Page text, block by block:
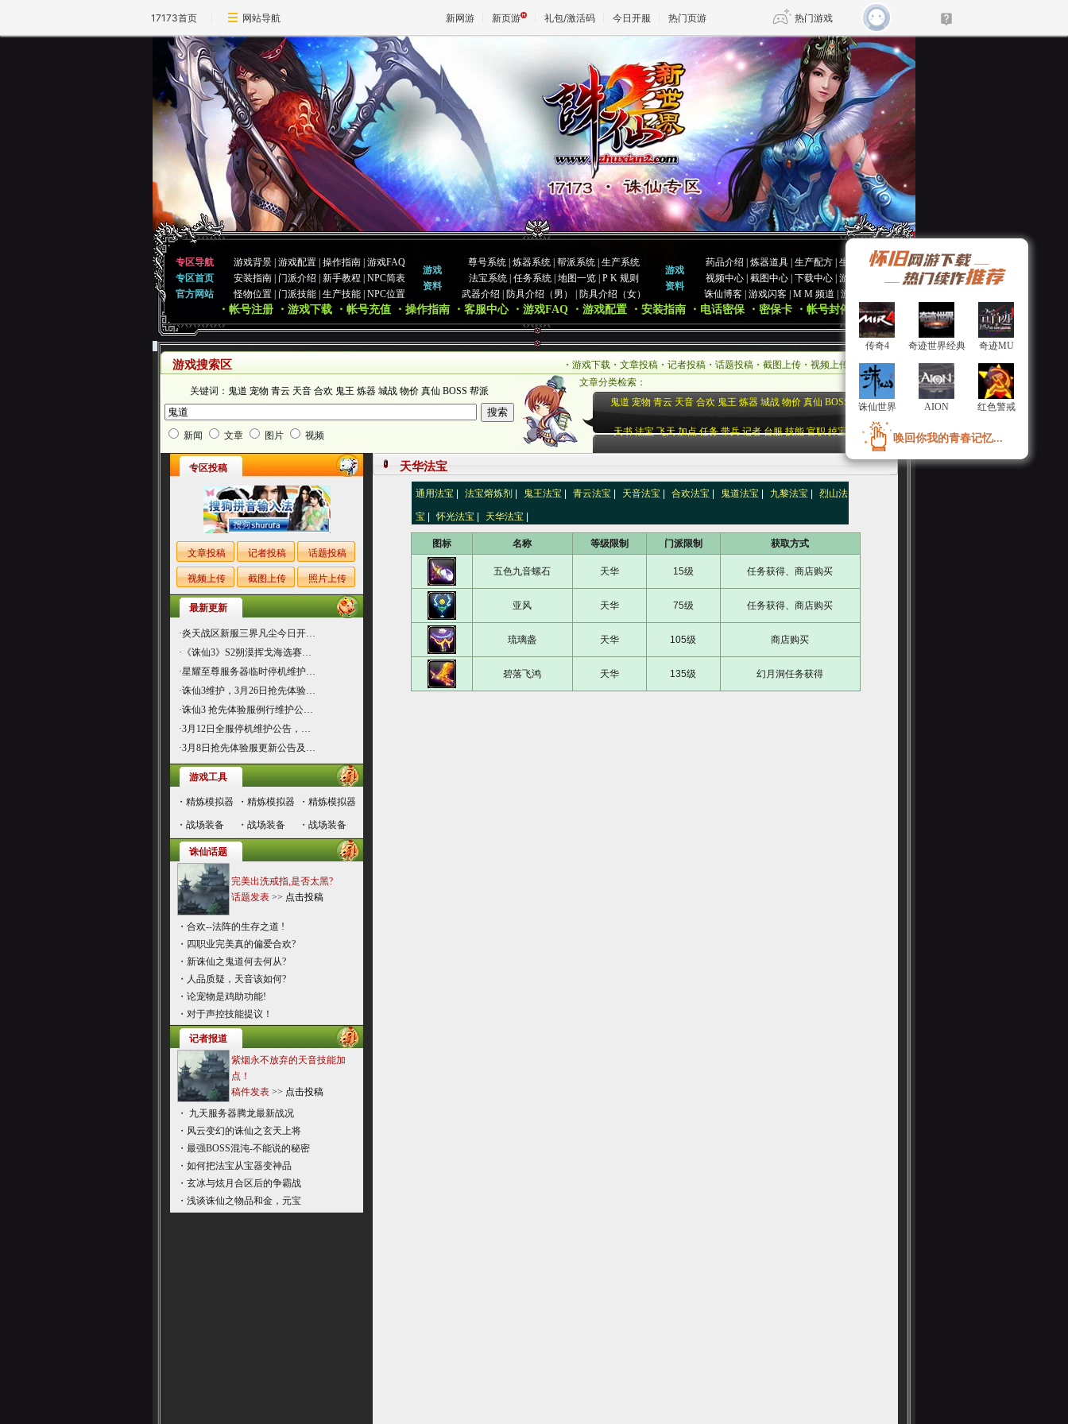
17173首页 网站导航 新网游 新页游 礼包/激活码 今日开服 热门页游 热门游戏
DNF 传奇4
天堂 剑网3旗舰版 新天龙八部
王权与自由 诛仙世界 仙剑世界
专区导航
专区首页
官方网站
游戏背景| 游戏配置| 操作指南| 游戏FAQ
安装指南| 门派介绍 新手教程
NPC简表
怪物位置| 门派技能| 生产技能| NPC位置
游戏
资料
尊号系统| 炼器系统| 帮派系统| 生产系统
法宝系统| 任务系统| 地图一览| P K 规则
武器介绍
防具介绍（男） 防具介绍（女）
游戏
资料
药品介绍 炼器道具| 生产配方| 生产材料
视频中心| 截图中心| 下载中心| 游戏论坛
诛仙博客| 游戏闪客| M M 频道 游戏涂鸦
・帐号注册 ・游戏下载 ・帐号充值 ・操作指南 ・客服中心 ・游戏FAQ ・游戏配置 ・安装指南 ・电话密保 ・密保卡 ・帐号封停
游戏搜索区 ・ 游戏下载・ 文章投稿・ 记者投稿・ 话题投稿・ 截图上传・ 视频上传 照片上传
关键词： 鬼道 宠物 青云 天音 合欢 鬼王 炼器 城战 物价 真仙 BOSS 帮派
新闻 文章 图片 视频
文章分类检索：
鬼道 宠物 青云 天音 合欢 鬼王 炼器 城战 物价 真仙 BOSS 帮派
天书 法宝 飞天 加点 任务 带兵 记者 台服 技能 官职 掉宝 军团
专区投稿
文章投稿 记者投稿 话题投稿
视频上传 截图上传 照片上传
最新更新
·炎天战区新服三界凡尘今日开…
· 《诛仙3》S2朔漠挥戈海选赛…
·星耀至尊服务器临时停机维护…
·诛仙3维护，3月26日抢先体验…
·诛仙3 抢先体验服例行维护公…
·3月12日全服停机维护公告，…
·3月8日抢先体验服更新公告及…
游戏工具
・ 精炼模拟器 ・ 精炼模拟器 ・ 精炼模拟器
・ 战场装备 ・ 战场装备 ・ 战场装备
诛仙话题
完美出洗戒指,是否太黑?
话题发表 >> 点击投稿
・ 合欢--法阵的生存之道 !
・ 四职业完美真的偏爱合欢?
・ 新诛仙之鬼道何去何从?
・ 人品质疑，天音该如何?
・ 论宠物是鸡助功能!
・ 对于声控技能提议！
记者报道
紫烟永不放弃的天音技能加
点！
稿件发表 >> 点击投稿
・
九天服务器腾龙最新战况
・ 风云变幻的诛仙之玄天上将
・ 最强BOSS混沌-不能说的秘密
・ 如何把法宝从宝器变神品
・ 玄冰与炫月合区后的争霸战
・ 浅谈诛仙之物品和金，元宝
天华法宝
通用法宝 法宝熔炼剂 鬼王法宝 青云法宝 天音法宝 合欢法宝 鬼道法宝 九黎法宝 烈山法
宝 怀光法宝 天华法宝
图标 名称 等级限制 门派限制 获取方式
五色九音螺石 天华 15级 任务获得、商店购买
亚风 天华 75级 任务获得、商店购买
琉璃盏 天华 105级 商店购买
碧落飞鸿 天华 135级 幻月洞任务获得
传奇4 奇迹世界经典 奇迹MU
诛仙世界 AION 红色警戒
唤回你我的青春记忆...
传奇4 奇迹世界经典 奇迹MU
诛仙世界 AION 红色警戒
唤回你我的青春记忆...